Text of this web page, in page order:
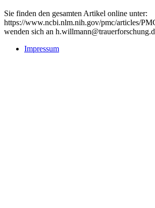
Sie finden den gesamten Artikel online unter:
https://www.ncbi.nlm.nih.gov/pmc/articles/
wenden sich an
Impressum